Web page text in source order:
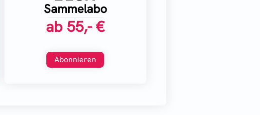
Sammelabo
ab 55,- €
Abonnieren